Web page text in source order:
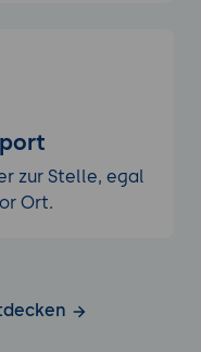
zur Stelle, egal
Ort.